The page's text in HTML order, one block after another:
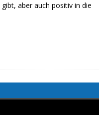
aber auch positiv in die